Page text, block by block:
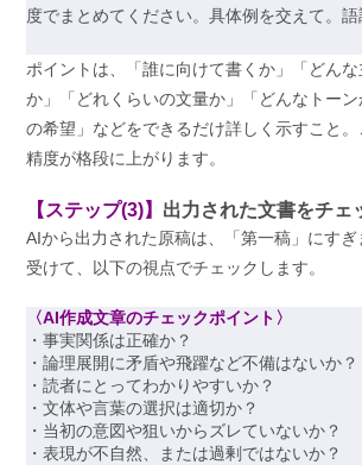
度でまとめてください。具体例を交えて。語
ポイントは、「誰に向けて書くか」「どん
か」「どれくらいの文量か」「どんなトー
の希望」などをできるだけ詳しく示すこと
精度が格段に上がります。
【ステップ(3)】 出力された文書をチェ
AIから出力された原稿は、「第一稿」にす
受けて、以下の視点でチェックします。
〈AI作成文章のチェックポイント〉
・事実関係は正確か？
・論理展開に矛盾や飛躍など不備はないか？
・読者にとってわかりやすいか？
・文体や言葉の選択は適切か？
・当初の意図や狙いからズレていないか？
・表現が不自然、または過剰ではないか？